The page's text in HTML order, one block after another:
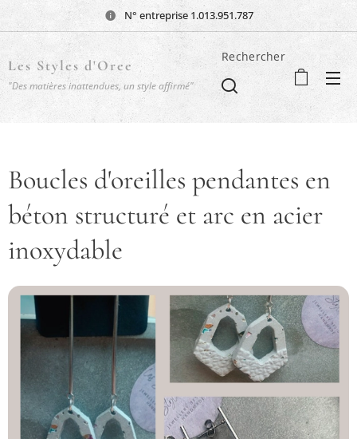
N° entreprise 1.013.951.787
Les Styles d'Oree
"Des matières inattendues, un style affirmé"
Rechercher
Boucles d'oreilles pendantes en
béton structuré et arc en acier
inoxydable